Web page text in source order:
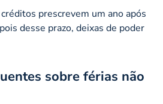
prescrevem um ano após
desse prazo, deixas de poder
sobre férias não